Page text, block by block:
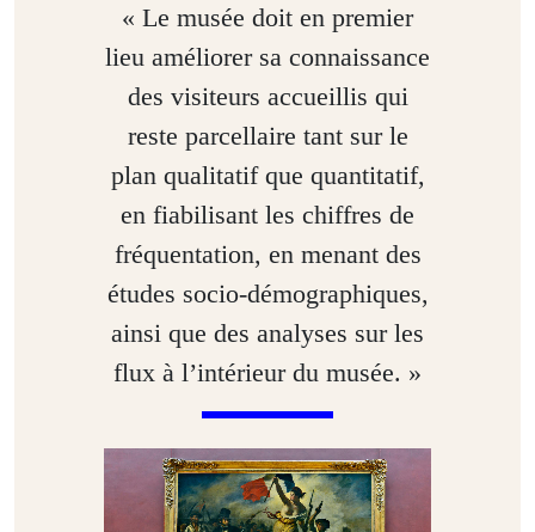
« Le musée doit en premier
lieu améliorer sa connaissance
des visiteurs accueillis qui
reste parcellaire tant sur le
plan qualitatif que quantitatif,
en fiabilisant les chiffres de
fréquentation, en menant des
études socio-démographiques,
ainsi que des analyses sur les
flux à l’intérieur du musée. »